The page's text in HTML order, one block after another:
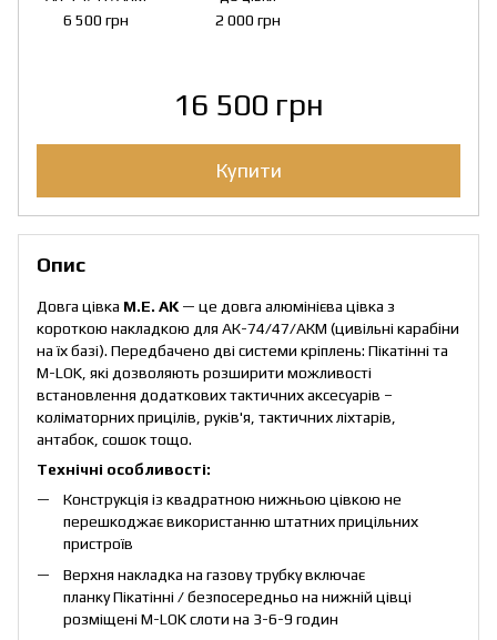
6 500 грн 2 000 грн
16 500 грн
Купити
Опис
Довга цівка M.E. AK — це довга алюмінієва цівка з
короткою накладкою для АК-74/47/АКМ (цивільні карабіни
на їх базі). Передбачено дві системи кріплень: Пікатінні та
M-LOK, які дозволяють розширити можливості
встановлення додаткових тактичних аксесуарів –
коліматорних прицілів, руків'я, тактичних ліхтарів,
антабок, сошок тощо.
Технічні особливості:
Конструкція із квадратною нижньою цівкою не
перешкоджає використанню штатних прицільних
пристроїв
Верхня накладка на газову трубку включає
планку Пікатінні / безпосередньо на нижній цівці
розміщені M-LOK слоти на 3-6-9 годин